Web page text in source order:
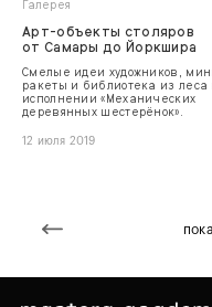
Галерея
Арт-объекты столяров
от Самары до Йоркшира
Смелые идеи художников,
ракеты и библиотека из леса
исполнении «Механических
деревянных шестерёнок».
12 июля 2019